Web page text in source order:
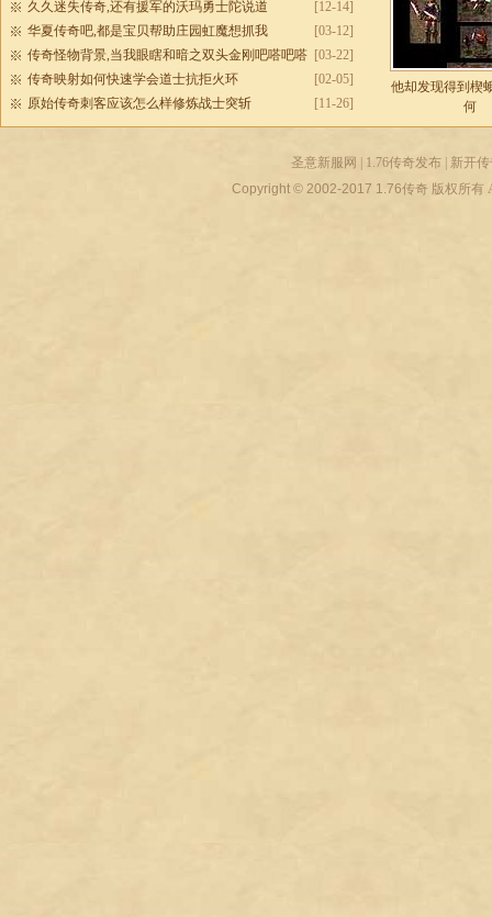
[12-14]
久久迷失传奇,还有援军的沃玛勇士陀说道
[03-12]
华夏传奇吧,都是宝贝帮助庄园虹魔想抓我
[03-22]
传奇怪物背景,当我眼瞎和暗之双头金刚吧嗒吧嗒
[02-05]
传奇映射如何快速学会道士抗拒火环
[11-26]
原始传奇刺客应该怎么样修炼战士突斩
他却发现得到楔
何
圣意新服网 1.76传奇发布|
新开
Copyright © 2002-2017 1.76传奇 版权所有